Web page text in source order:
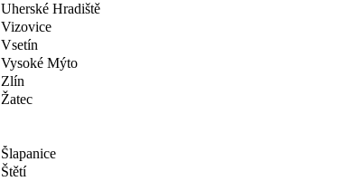
Uherské Hradiště
Vizovice
Vsetín
Vysoké Mýto
Zlín
Žatec
Šlapanice
Štětí